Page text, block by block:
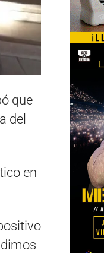
que
del
en